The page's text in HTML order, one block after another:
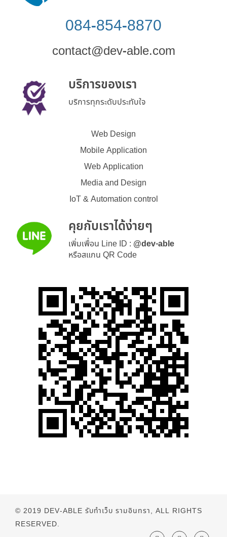
084-854-8870
contact@dev-able.com
บริการของเรา
บริการทุกระดับประทับใจ
Web Design
Mobile Application
Web Application
Media and Design
IoT & Automation control
คุยกับเราได้ง่ายๆ
เพิ่มเพื่อน Line ID : @dev-able
หรือสแกน QR Code
© 2019 DEV-ABLE รับทำเว็บ รามอินทรา, ALL RIGHTS
RESERVED.